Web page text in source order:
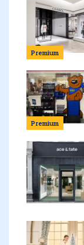
Premium
Premium